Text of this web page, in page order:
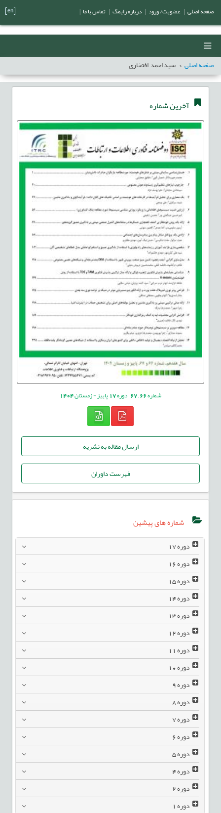
صفحه اصلی سید احمد افتخاری
آخرین شماره
شماره66
,
67 دوره17پاییز - زمستان1404
ارسال مقاله به نشریه
فهرست داوران
شماره های پیشین
دوره17
دوره16
دوره15
دوره14
دوره13
دوره12
دوره11
دوره10
دوره9
دوره8
دوره7
دوره6
دوره5
دوره4
دوره2
دوره1
صفحه اصلی عضویت/ ورود درباره رایمگ تماس با ما